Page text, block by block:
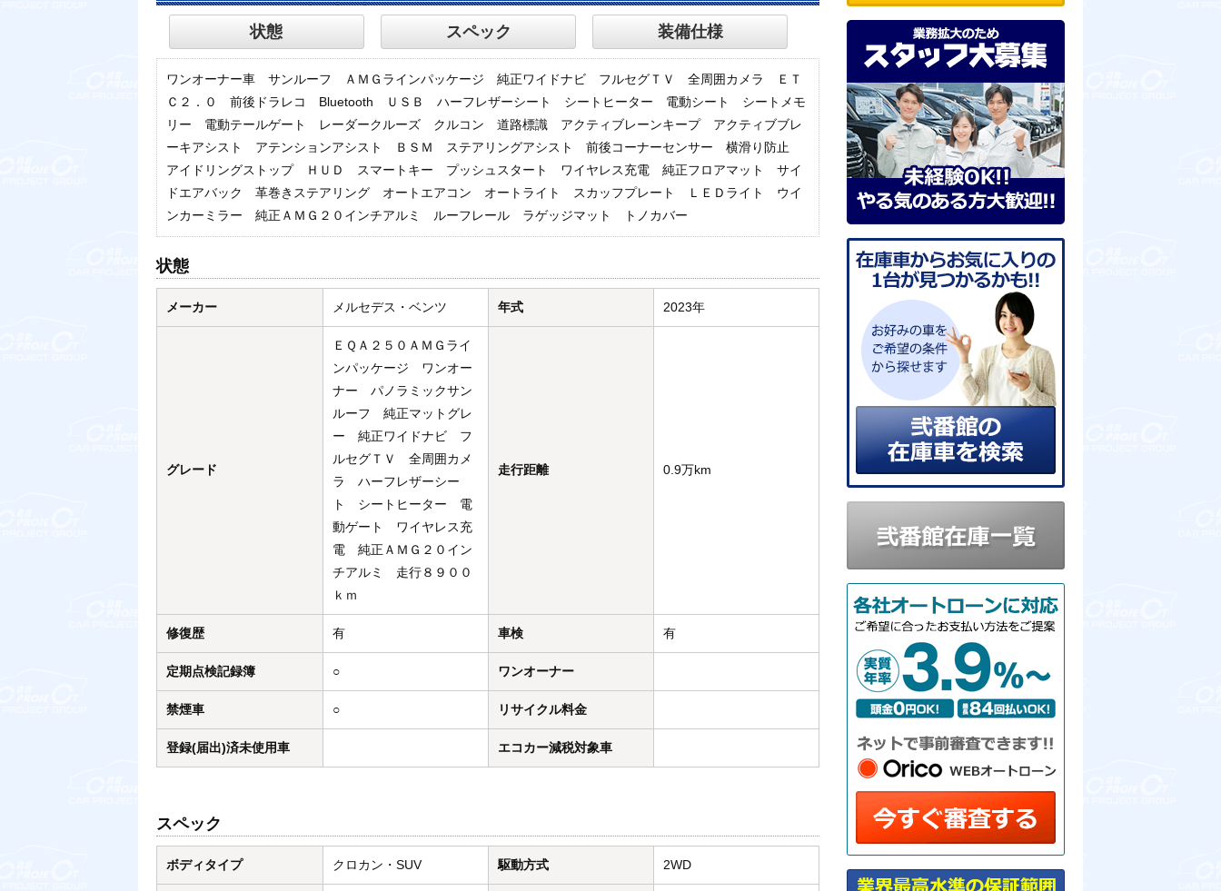
状態 スペック 装備仕様
ワンオーナー車 サンルーフ ＡＭＧラインパッケージ 純正ワイドナビ フルセグＴＶ 全周囲カメラ ＥＴ
Ｃ２．０ 前後ドラレコ Bluetooth ＵＳＢ ハーフレザーシート シートヒーター 電動シート シートメモ
リー 電動テールゲート レーダークルーズ クルコン 道路標識 アクティブレーンキープ アクティブブレ
ーキアシスト アテンションアシスト ＢＳＭ ステアリングアシスト 前後コーナーセンサー 横滑り防止
アイドリングストップ ＨＵＤ スマートキー プッシュスタート ワイヤレス充電 純正フロアマット サイ
ドエアバック 革巻きステアリング オートエアコン オートライト スカッフプレート ＬＥＤライト ウイ
ンカーミラー 純正ＡＭＧ２０インチアルミ ルーフレール ラゲッジマット トノカバー
状態
メーカー メルセデス・ベンツ 年式 2023年
グレード
ＥＱＡ２５０ＡＭＧライ
ンパッケージ ワンオー
ナー パノラミックサン
ルーフ 純正マットグレ
ー 純正ワイドナビ フ
ルセグＴＶ 全周囲カメ
ラ ハーフレザーシー
ト シートヒーター 電
動ゲート ワイヤレス充
電 純正ＡＭＧ２０イン
チアルミ 走行８９００
ｋｍ
走行距離 0.9万km
修復歴 有 車検 有
定期点検記録簿 ○ ワンオーナー
禁煙車 ○ リサイクル料金
登録(届出)済未使用車 エコカー減税対象車
スペック
ボディタイプ クロカン・SUV 駆動方式 2WD